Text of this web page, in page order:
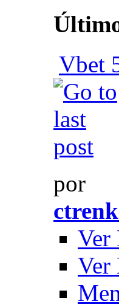
Vbet
por
Ver
Ver